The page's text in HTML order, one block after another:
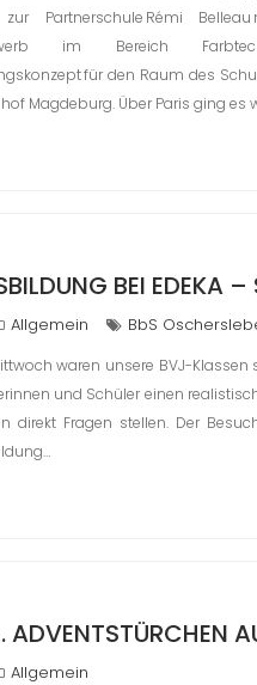
zur Partnerschule Rémi
im Bereich
für den Raum des
Magdeburg. Über Paris ging es
BEI EDEKA –
Allgemein BbS
waren unsere BVJ-Klassen
und Schüler einen
direkt Fragen stellen. Der
ADVENTSTÜRCHEN
Allgemein